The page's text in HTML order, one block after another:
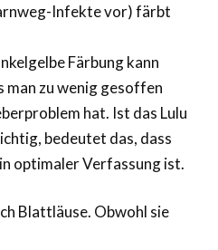
Infekte vor) färbt
Färbung kann
man zu wenig gesoffen
hat. Ist das Lulu
bedeutet das, dass
optimaler Verfassung ist.
Blattläuse. Obwohl sie